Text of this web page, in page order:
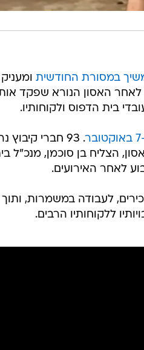
במסורת החודשית
האסון הנורא שפקד
בית הדפוס ולקוחותיו.
. 93 חברי קיבוץ
הצליח בן סוכמן, מנכ"ל
לאחר האירועים.
לעבודה במשמרות, ותוך
ללקוחותיו הרבים.